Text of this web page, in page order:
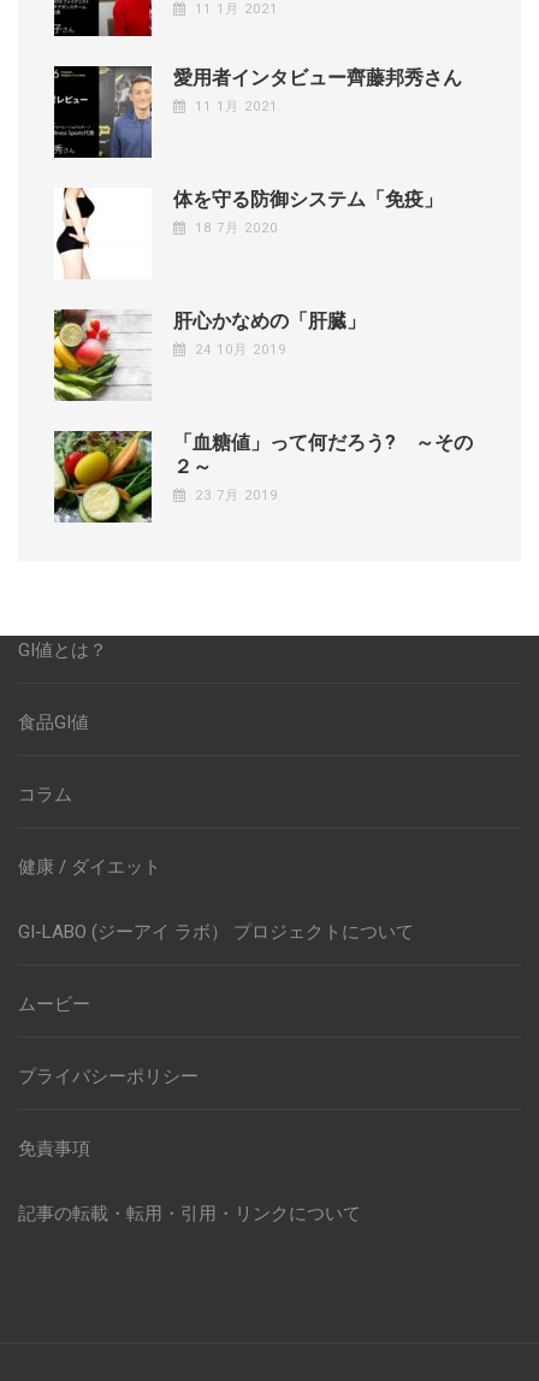
11 1月 2021
愛用者インタビュー齊藤邦秀さん
11 1月 2021
体を守る防御システム「免疫」
18 7月 2020
肝心かなめの「肝臓」
24 10月 2019
「血糖値」って何だろう? ～その
２～
23 7月 2019
GI値とは？
食品GI値
コラム
健康 / ダイエット
GI-LABO (ジーアイ ラボ） プロジェクトについて
ムービー
プライバシーポリシー
免責事項
記事の転載・転用・引用・リンクについて